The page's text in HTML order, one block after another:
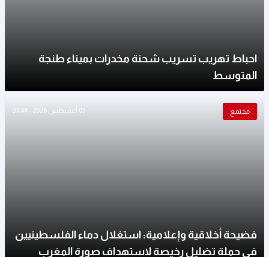
احباط تهريب تسريب شحنة مخدرات بميناء طنجة
المتوسط
مجتمع 05 أغسطس 2026 - 07:44
فضيحة أخلاقية وإعلامية: استغلال دماء الفلسطينيين
في حملة تضليل رخيصة لاستهداف صورة المغرب